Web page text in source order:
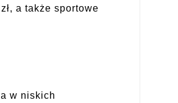
a także sportowe
w niskich